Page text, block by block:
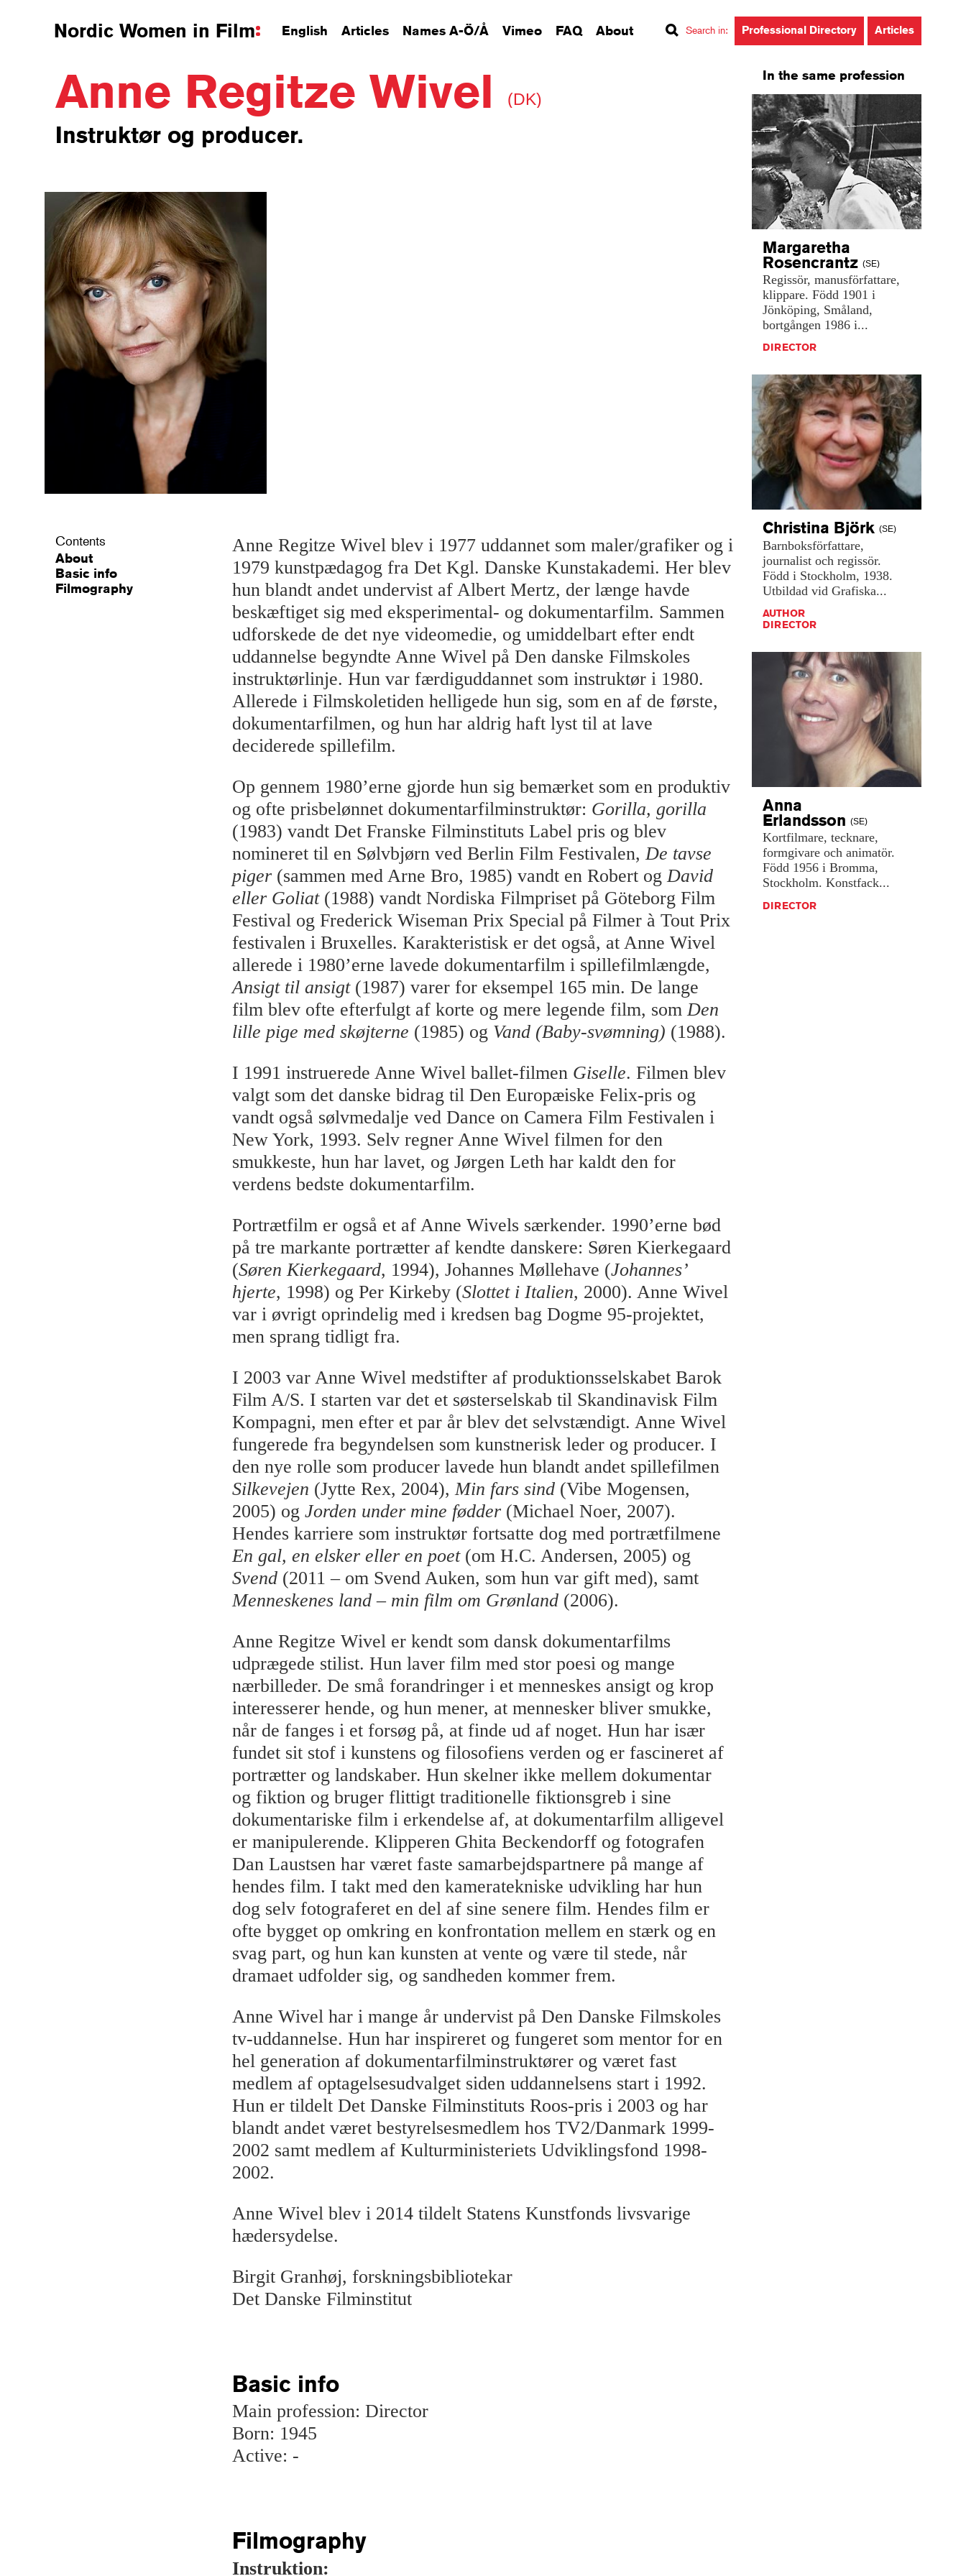
Nordic Women in Film English Articles Names A-Ö/Å Vimeo FAQ About Search in: Professional Directory Articles
Anne Regitze Wivel (DK)
Instruktør og producer.
Contents
About
Basic info
Filmography
Anne Regitze Wivel blev i 1977 uddannet som maler/grafiker og i
1979 kunstpædagog fra Det Kgl. Danske Kunstakademi. Her blev
hun blandt andet undervist af Albert Mertz, der længe havde
beskæftiget sig med eksperimental- og dokumentarfilm. Sammen
udforskede de det nye videomedie, og umiddelbart efter endt
uddannelse begyndte Anne Wivel på Den danske Filmskoles
instruktørlinje. Hun var færdiguddannet som instruktør i 1980.
Allerede i Filmskoletiden helligede hun sig, som en af de første,
dokumentarfilmen, og hun har aldrig haft lyst til at lave
deciderede spillefilm.
Op gennem 1980’erne gjorde hun sig bemærket som en produktiv
og ofte prisbelønnet dokumentarfilminstruktør: Gorilla, gorilla
(1983) vandt Det Franske Filminstituts Label pris og blev
nomineret til en Sølvbjørn ved Berlin Film Festivalen,De tavse
piger (sammen med Arne Bro, 1985) vandt en Robert ogDavid
eller Goliat(1988) vandt Nordiska Filmpriset på Göteborg Film
Festival og Frederick Wiseman Prix Special på Filmer à Tout Prix
festivalen i Bruxelles. Karakteristisk er det også, at Anne Wivel
allerede i 1980’erne lavede dokumentarfilm i spillefilmlængde,
Ansigt til ansigt(1987) varer for eksempel 165 min. De lange
film blev ofte efterfulgt af korte og mere legende film, somDen
lille pige med skøjterne (1985) og Vand (Baby-svømning) (1988).
I 1991 instruerede Anne Wivel ballet-filmen Giselle. Filmen blev
valgt som det danske bidrag til Den Europæiske Felix-pris og
vandt også sølvmedalje ved Dance on Camera Film Festivalen i
New York, 1993. Selv regner Anne Wivel filmen for den
smukkeste, hun har lavet, og Jørgen Leth har kaldt den for
verdens bedste dokumentarfilm.
Portrætfilm er også et af Anne Wivels særkender. 1990’erne bød
på tre markante portrætter af kendte danskere: Søren Kierkegaard
(Søren Kierkegaard, 1994), Johannes Møllehave (Johannes’
hjerte, 1998) og Per Kirkeby (Slottet i Italien, 2000). Anne Wivel
var i øvrigt oprindelig med i kredsen bag Dogme 95-projektet,
men sprang tidligt fra.
I 2003 var Anne Wivel medstifter af produktionsselskabet Barok
Film A/S. I starten var det et søsterselskab til Skandinavisk Film
Kompagni, men efter et par år blev det selvstændigt. Anne Wivel
fungerede fra begyndelsen som kunstnerisk leder og producer. I
den nye rolle som producer lavede hun blandt andet spillefilmen
Silkevejen (Jytte Rex, 2004),Min fars sind (Vibe Mogensen,
2005) og Jorden under mine fødder (Michael Noer, 2007).
Hendes karriere som instruktør fortsatte dog med portrætfilmene
En gal, en elsker eller en poet(om H.C. Andersen, 2005) og
Svend (2011 – om Svend Auken, som hun var gift med), samt
Menneskenes land – min film om Grønland (2006).
Anne Regitze Wivel er kendt som dansk dokumentarfilms
udprægede stilist. Hun laver film med stor poesi og mange
nærbilleder. De små forandringer i et menneskes ansigt og krop
interesserer hende, og hun mener, at mennesker bliver smukke,
når de fanges i et forsøg på, at finde ud af noget. Hun har især
fundet sit stof i kunstens og filosofiens verden og er fascineret af
portrætter og landskaber. Hun skelner ikke mellem dokumentar
og fiktion og bruger flittigt traditionelle fiktionsgreb i sine
dokumentariske film i erkendelse af, at dokumentarfilm alligevel
er manipulerende. Klipperen Ghita Beckendorff og fotografen
Dan Laustsen har været faste samarbejdspartnere på mange af
hendes film. I takt med den kameratekniske udvikling har hun
dog selv fotograferet en del af sine senere film. Hendes film er
ofte bygget op omkring en konfrontation mellem en stærk og en
svag part, og hun kan kunsten at vente og være til stede, når
dramaet udfolder sig, og sandheden kommer frem.
Anne Wivel har i mange år undervist på Den Danske Filmskoles
tv-uddannelse. Hun har inspireret og fungeret som mentor for en
hel generation af dokumentarfilminstruktører og været fast
medlem af optagelsesudvalget siden uddannelsens start i 1992.
Hun er tildelt Det Danske Filminstituts Roos-pris i 2003 og har
blandt andet været bestyrelsesmedlem hos TV2/Danmark 1999-
2002 samt medlem af Kulturministeriets Udviklingsfond 1998-
2002.
Anne Wivel blev i 2014 tildelt Statens Kunstfonds livsvarige
hædersydelse.
Birgit Granhøj, forskningsbibliotekar
Det Danske Filminstitut
Basic info
Main profession: Director
Born: 1945
Active: -
Filmography
Instruktion:
In the same profession
Margaretha
Rosencrantz (SE)
Regissör, manusförfattare,
klippare. Född 1901 i
Jönköping, Småland,
bortgången 1986 i...
DIRECTOR
Christina Björk (SE)
Barnboksförfattare,
journalist och regissör.
Född i Stockholm, 1938.
Utbildad vid Grafiska...
AUTHOR
DIRECTOR
Anna
Erlandsson (SE)
Kortfilmare, tecknare,
formgivare och animatör.
Född 1956 i Bromma,
Stockholm. Konstfack...
DIRECTOR